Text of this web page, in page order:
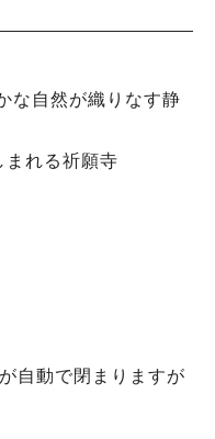
な自然が織りなす静
まれる祈願寺
自動で閉まりますが